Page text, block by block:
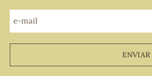
e-mail
ENVIAR